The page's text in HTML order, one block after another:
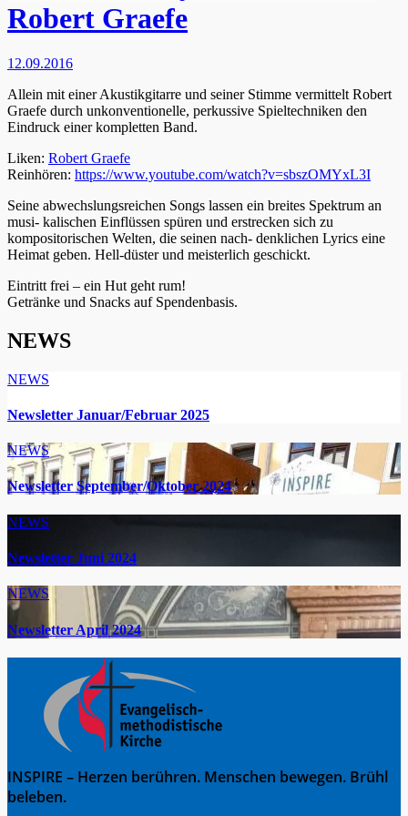
Robert Graefe
12.09.2016
Allein mit einer Akustikgitarre und seiner Stimme vermittelt Robert
Graefe durch unkonventionelle, perkussive Spieltechniken den
Eindruck einer kompletten Band.
Liken: Robert Graefe
Reinhören: https://www.youtube.com/watch?v=sbszOMYxL3I
Seine abwechslungsreichen Songs lassen ein breites Spektrum an
musi- kalischen Einflüssen spüren und erstrecken sich zu
kompositorischen Welten, die seinen nach- denklichen Lyrics eine
Heimat geben. Hell-düster und meisterlich geschickt.
Eintritt frei – ein Hut geht rum!
Getränke und Snacks auf Spendenbasis.
NEWS
NEWS
Newsletter Januar/Februar 2025
NEWS
Newsletter September/Oktober 2024
NEWS
Newsletter Juni 2024
NEWS
Newsletter April 2024
INSPIRE – Herzen berühren. Menschen bewegen. Brühl
beleben.